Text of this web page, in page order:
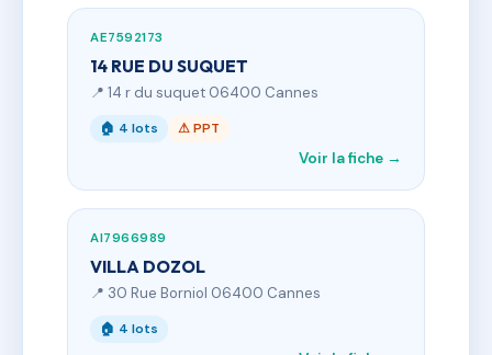
AE7592173
14 RUE DU SUQUET
📍 14 r du suquet 06400 Cannes
🏠 4 lots ⚠ PPT
Voir la fiche →
AI7966989
VILLA DOZOL
📍 30 Rue Borniol 06400 Cannes
🏠 4 lots